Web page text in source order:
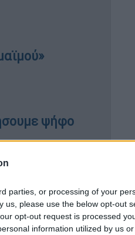
parties, or processing of your
us, please use the below opt-out
opt-out request is processed
information utilized by us
ψήφο
στα δυτικά και
25 με 27 και